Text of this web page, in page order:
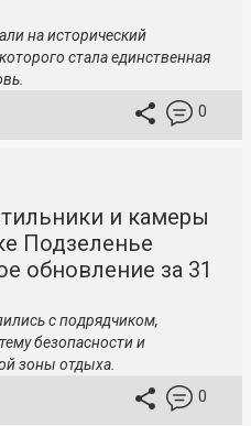
на исторический
стала единственная
0
и камеры
Подзеленье
обновление за 31
с подрядчиком,
безопасности и
зоны отдыха.
0